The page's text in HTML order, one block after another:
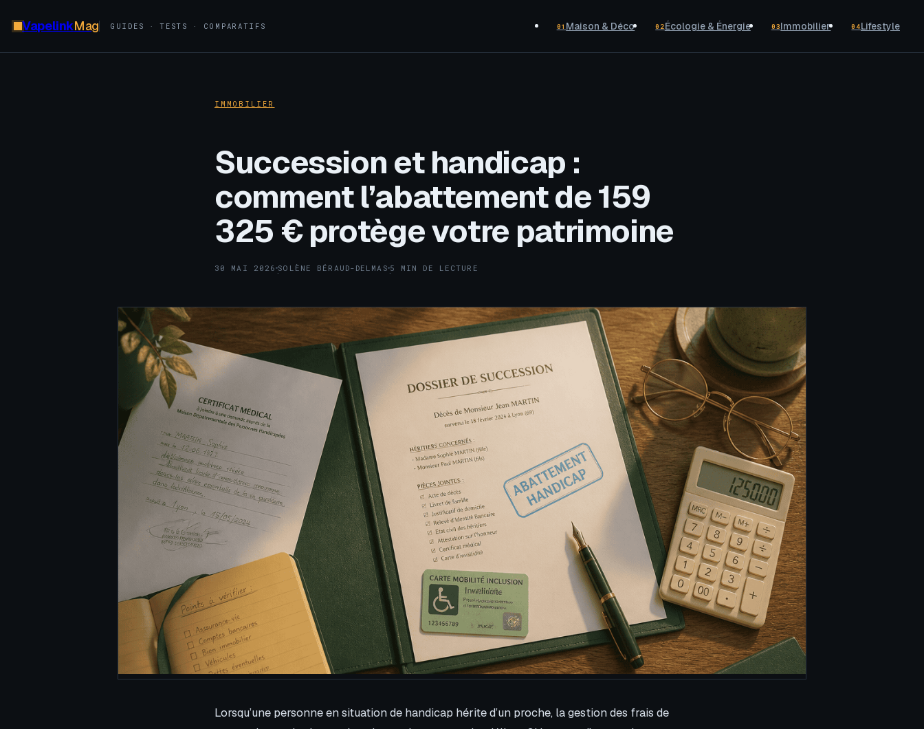
VapelinkMag GUIDES · TESTS · COMPARATIFS 01 Maison & Déco 02Écologie & Énergie 03Immobilier 04Lifestyle
IMMOBILIER
Succession et handicap :
comment l’abattement de 159
325 € protège votre patrimoine
30 MAI 2026·SOLÈNE BÉRAUD-DELMAS ·
5 MIN DE LECTURE
Lorsqu’une personne en situation de handicap hérite d’un proche, la gestion des frais de